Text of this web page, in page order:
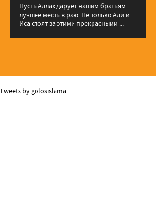
Пусть Аллах дарует нашим братьям
лучшее месть в раю. Не только Али и
Иса стоят за этими прекрасными ...
Tweets by golosislama